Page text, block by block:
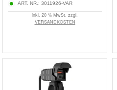
ART. NR.: 3011926-VAR
inkl. 20 % MwSt. zzgl.
VERSANDKOSTEN